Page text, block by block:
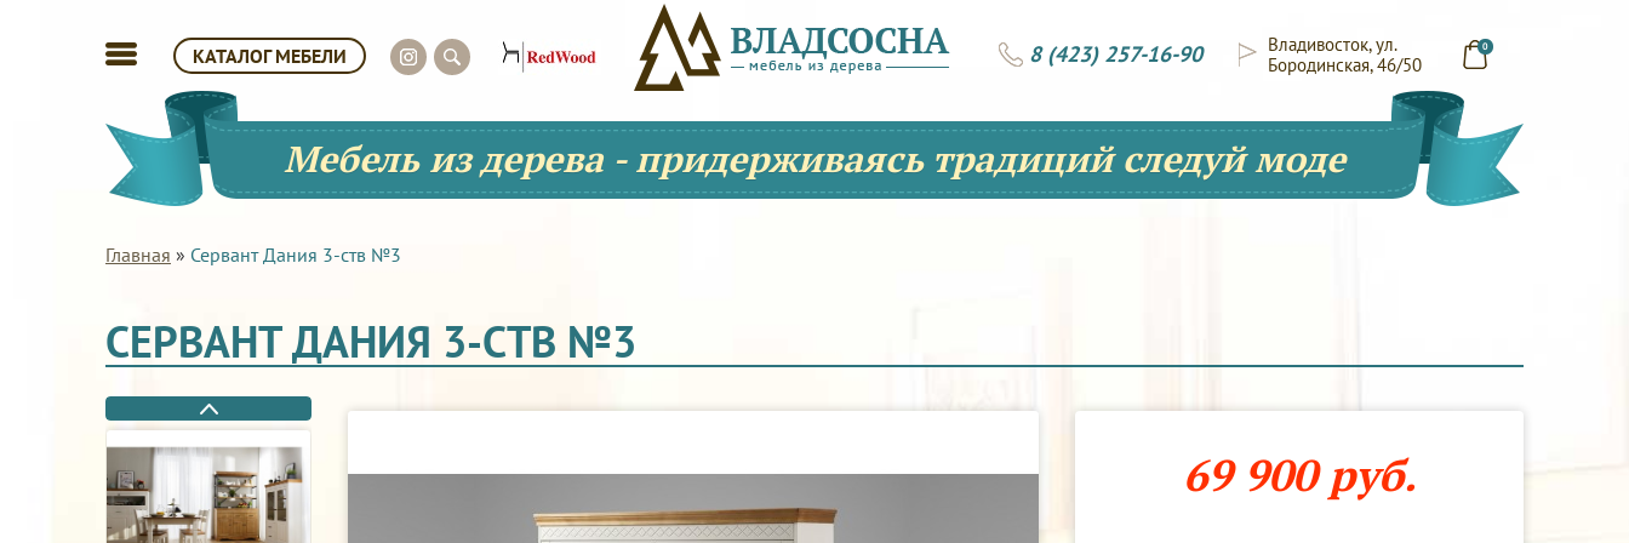
КАТАЛОГ МЕБЕЛИ 0
Владивосток, ул.
Бородинская, 46/50
8 (423) 257-16-90
Мебель из дерева - придерживаясь традиций следуй моде
Главная » Сервант Дания 3-ств №3
СЕРВАНТ ДАНИЯ 3-СТВ №3
69 900 руб.